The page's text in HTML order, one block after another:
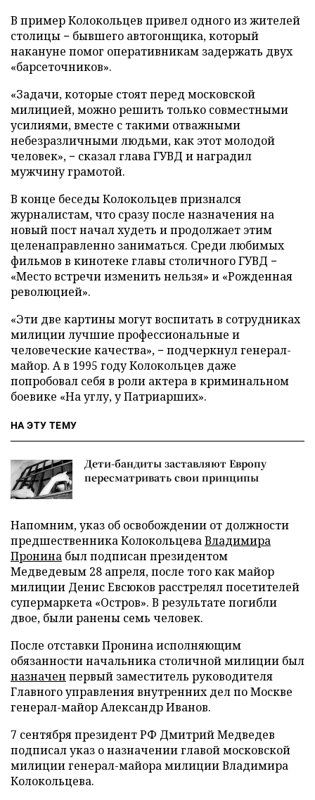
В пример Колокольцев привел одного из жителей
столицы − бывшего автогонщика, который
накануне помог оперативникам задержать двух
«барсеточников».
«Задачи, которые стоят перед московской
милицией, можно решить только совместными
усилиями, вместе с такими отважными
небезразличными людьми, как этот молодой
человек», − сказал глава ГУВД и наградил
мужчину грамотой.
В конце беседы Колокольцев признался
журналистам, что сразу после назначения на
новый пост начал худеть и продолжает этим
целенаправленно заниматься. Среди любимых
фильмов в кинотеке главы столичного ГУВД −
«Место встречи изменить нельзя» и «Рожденная
революцией».
«Эти две картины могут воспитать в сотрудниках
милиции лучшие профессиональные и
человеческие качества», − подчеркнул генерал-
майор. А в 1995 году Колокольцев даже
попробовал себя в роли актера в криминальном
боевике «На углу, у Патриарших».
НА ЭТУ ТЕМУ
Дети-бандиты заставляют Европу
пересматривать свои принципы
Напомним, указ об освобождении от должности
предшественника КолокольцеваВладимира
Пронина был подписан президентом
Медведевым 28 апреля, после того как майор
милиции Денис Евсюков расстрелял посетителей
супермаркета «Остров». В результате погибли
двое, были ранены семь человек.
После отставки Пронина исполняющим
обязанности начальника столичной милиции был
назначен первый заместитель руководителя
Главного управления внутренних дел по Москве
генерал-майор Александр Иванов.
7 сентября президент РФ Дмитрий Медведев
подписал указ о назначении главой московской
милиции генерал-майора милиции Владимира
Колокольцева.